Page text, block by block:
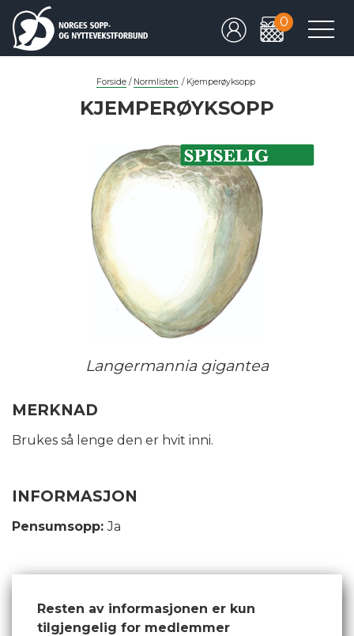
0
Forside / Normlisten / Kjemperøyksopp
KJEMPERØYKSOPP
Langermannia gigantea
MERKNAD
Brukes så lenge den er hvit inni.
INFORMASJON
Pensumsopp:Ja
Resten av informasjonen er kun
tilgjengelig for medlemmer